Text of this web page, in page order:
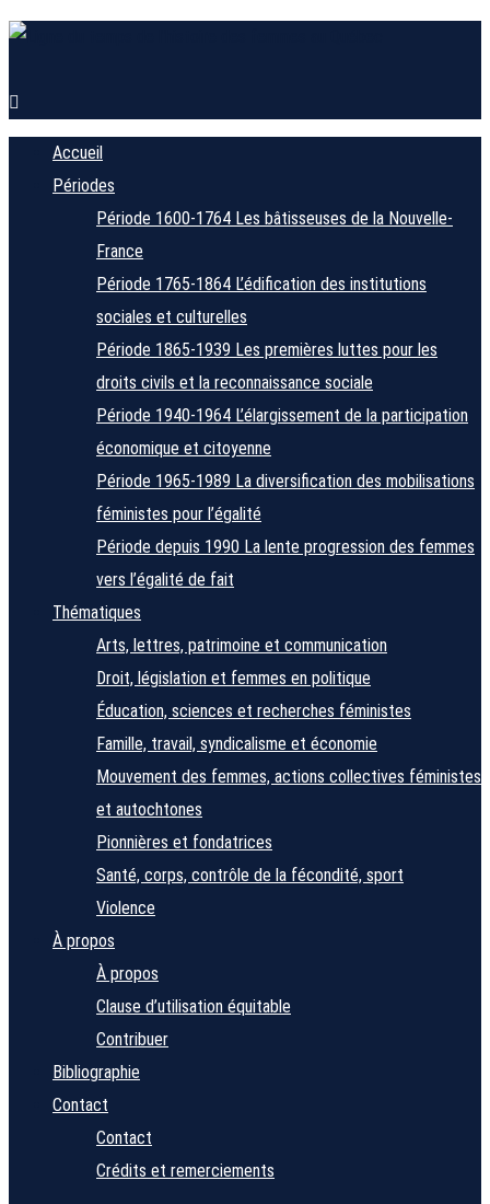
Accueil
Périodes
Période 1600-1764 Les bâtisseuses de la Nouvelle-
France
Période 1765-1864 L’édification des institutions
sociales et culturelles
Période 1865-1939 Les premières luttes pour les
droits civils et la reconnaissance sociale
Période 1940-1964 L’élargissement de la participation
économique et citoyenne
Période 1965-1989 La diversification des mobilisations
féministes pour l’égalité
Période depuis 1990 La lente progression des femmes
vers l’égalité de fait
Thématiques
Arts, lettres, patrimoine et communication
Droit, législation et femmes en politique
Éducation, sciences et recherches féministes
Famille, travail, syndicalisme et économie
Mouvement des femmes, actions collectives féministes
et autochtones
Pionnières et fondatrices
Santé, corps, contrôle de la fécondité, sport
Violence
À propos
À propos
Clause d’utilisation équitable
Contribuer
Bibliographie
Contact
Contact
Crédits et remerciements